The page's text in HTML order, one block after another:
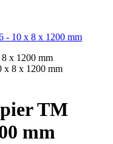
- 10 x 8 x 1200 mm
x 1200 mm
TM
mm